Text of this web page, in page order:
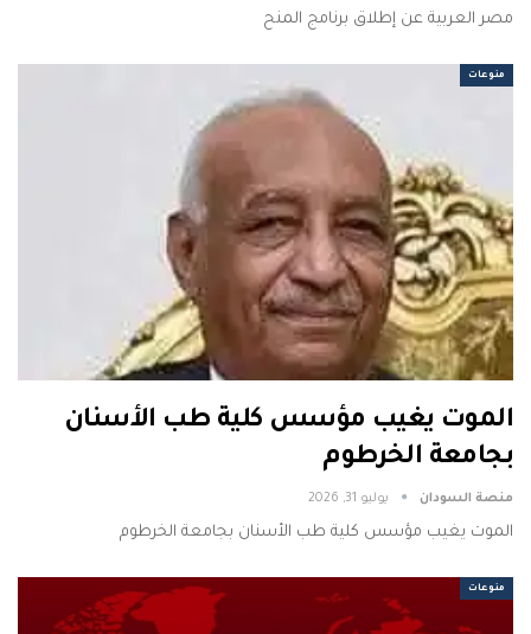
مصر العربية عن إطلاق برنامج المنح
منوعات
الموت يغيب مؤسس كلية طب الأسنان
بجامعة الخرطوم
منصة السودان يوليو 31, 2026
الموت يغيب مؤسس كلية طب الأسنان بجامعة الخرطوم
منوعات